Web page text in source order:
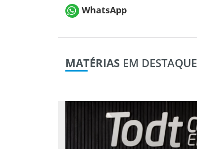
WhatsApp
MATÉRIAS EM DESTAQUE